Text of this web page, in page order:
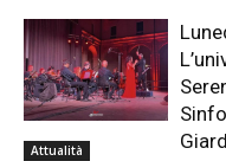
Attualità